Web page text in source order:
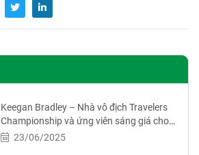
Keegan Bradley – Nhà vô địch Travelers
Championship và ứng viên sáng giá cho
đội Ryder Cup
23/06/2025